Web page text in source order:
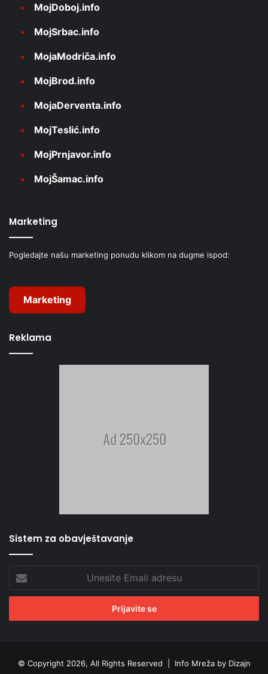
MojDoboj.info
MojSrbac.info
MojaModriča.info
MojBrod.info
MojaDerventa.info
MojTeslić.info
MojPrnjavor.info
MojŠamac.info
Marketing
Pogledajte našu marketing ponudu klikom na dugme ispod:
Marketing
Reklama
Sistem za obavještavanje
Email
adresu
© Copyright 2026, All Rights Reserved | Info Mreža by Dizajn